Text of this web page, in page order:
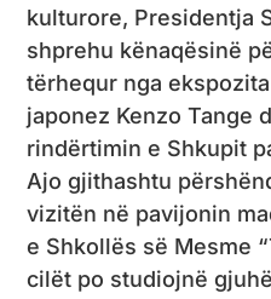
kulturore, Presidentja
shprehu kënaqësinë
tërhequr nga
japonez Kenzo Tange
rindërtimin e Shkupit
Ajo gjithashtu
vizitën në pavijonin
e Shkollës së Mesme
cilët po studiojnë